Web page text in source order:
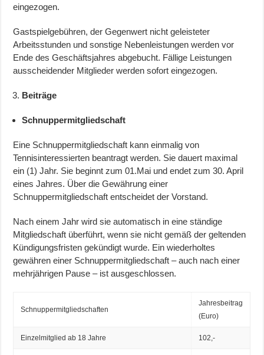
eingezogen.
Gastspielgebühren, der Gegenwert nicht geleisteter
Arbeitsstunden und sonstige Nebenleistungen werden vor
Ende des Geschäftsjahres abgebucht. Fällige Leistungen
ausscheidender Mitglieder werden sofort eingezogen.
Beiträge
Schnuppermitgliedschaft
Eine Schnuppermitgliedschaft kann einmalig von
Tennisinteressierten beantragt werden. Sie dauert maximal
ein (1) Jahr. Sie beginnt zum 01.Mai und endet zum 30. April
eines Jahres. Über die Gewährung einer
Schnuppermitgliedschaft entscheidet der Vorstand.
Nach einem Jahr wird sie automatisch in eine ständige
Mitgliedschaft überführt, wenn sie nicht gemäß der geltenden
Kündigungsfristen gekündigt wurde. Ein wiederholtes
gewähren einer Schnuppermitgliedschaft – auch nach einer
mehrjährigen Pause – ist ausgeschlossen.
Schnuppermitgliedschaften
Jahresbeitrag
(Euro)
Einzelmitglied ab 18 Jahre 102,-